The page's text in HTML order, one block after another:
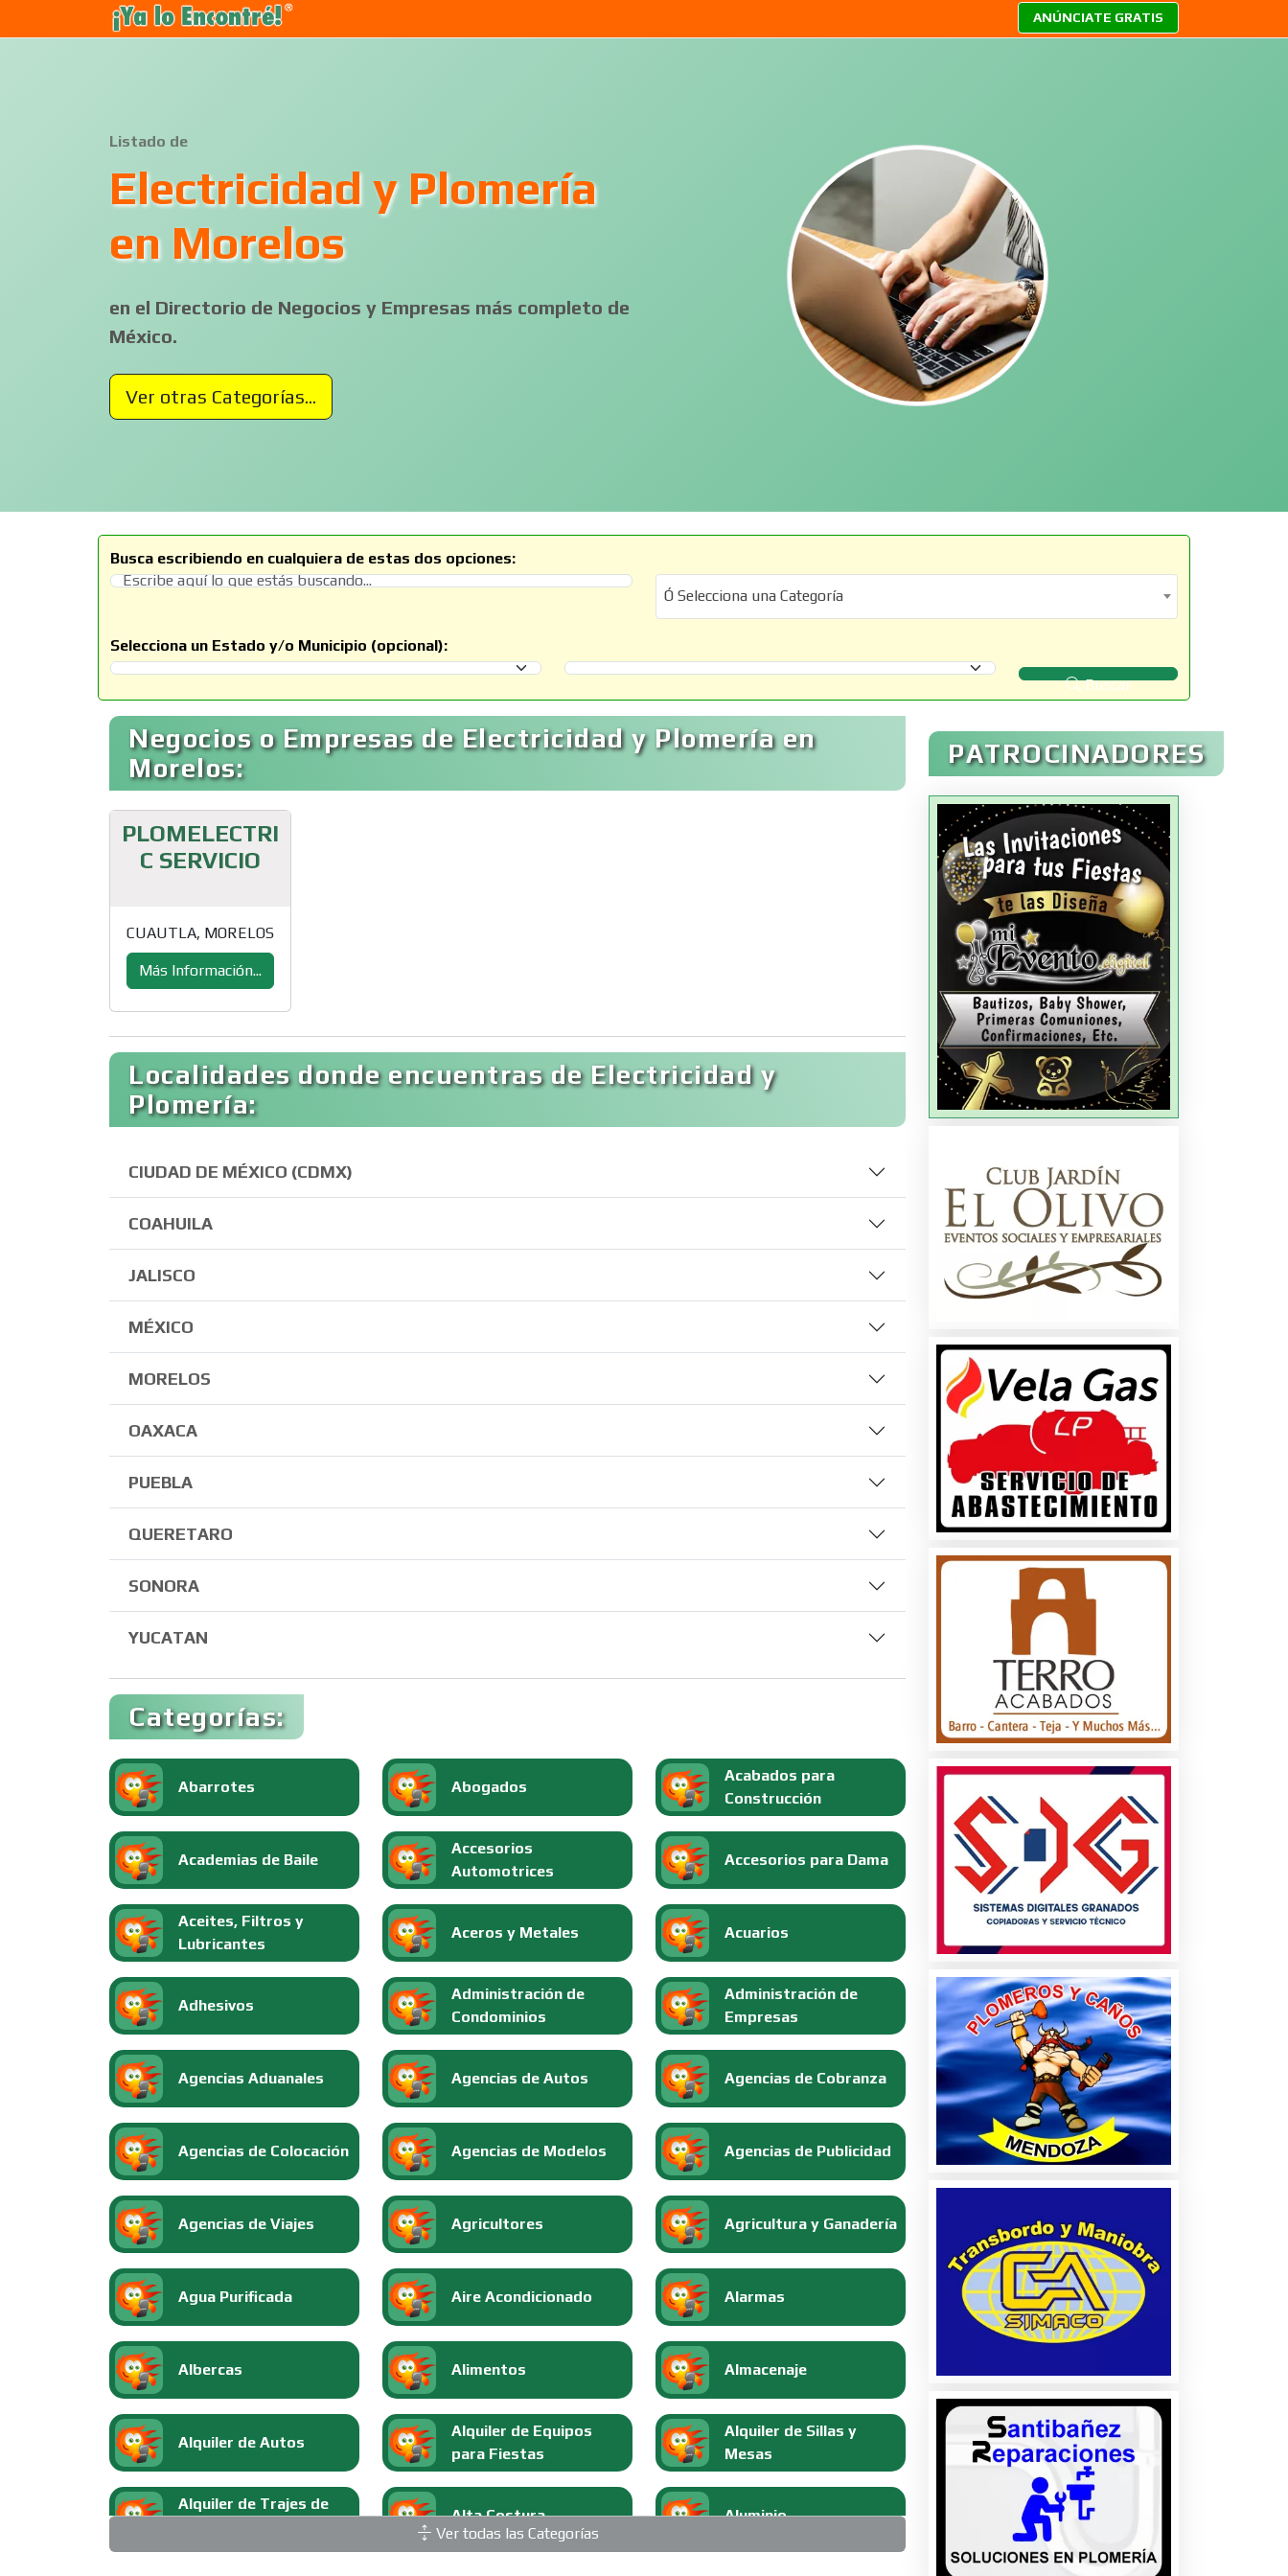
ANÚNCIATE GRATIS
Listado de
Electricidad y Plomería
en Morelos
en el Directorio de Negocios y Empresas más completo de
México.
Ver otras Categorías...
Busca escribiendo en cualquiera de estas dos opciones:
Ó Selecciona una Categoría
Ó Selecciona una Categoría
Selecciona un Estado y/o Municipio (opcional):
Selecciona un Estado
Selecciona un Municipio
Buscar
Negocios o Empresas de Electricidad y Plomería en
Morelos:
PLOMELECTRI
C SERVICIO
CUAUTLA, MORELOS
Más Información...
Localidades donde encuentras de Electricidad y
Plomería:
CIUDAD DE MÉXICO (CDMX)
COAHUILA
JALISCO
MÉXICO
MORELOS
OAXACA
PUEBLA
QUERETARO
SONORA
YUCATAN
Categorías:
Abarrotes Abogados
Acabados para
Construcción
Academias de Baile
Accesorios
Automotrices
Accesorios para Dama
Aceites, Filtros y
Lubricantes
Aceros y Metales Acuarios
Adhesivos
Administración de
Condominios
Administración de
Empresas
Agencias Aduanales Agencias de Autos Agencias de Cobranza
Agencias de Colocación Agencias de Modelos Agencias de Publicidad
Agencias de Viajes Agricultores Agricultura y Ganadería
Agua Purificada Aire Acondicionado Alarmas
Albercas Alimentos Almacenaje
Alquiler de Autos
Alquiler de Equipos
para Fiestas
Alquiler de Sillas y
Mesas
Alquiler de Trajes de
Alta Costura Aluminio
Ver todas las Categorías
PATROCINADORES